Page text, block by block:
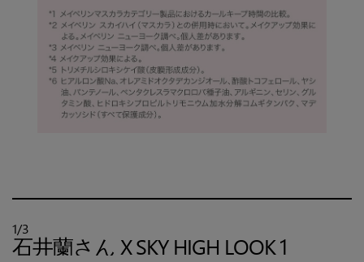
1/3
石井蘭さん X SKY HIGH LOOK 1